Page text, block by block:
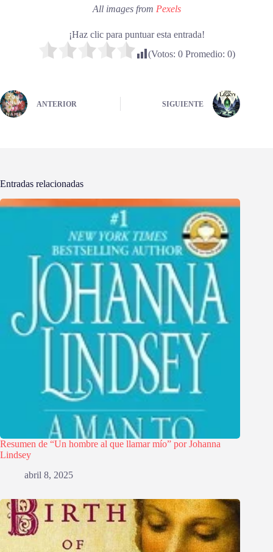
All images from Pexels
¡Haz clic para puntuar esta entrada!
(Votos: 0Promedio: 0)
ANTERIOR SIGUIENTE
Entradas relacionadas
Resumen de “Un hombre al que llamar mío” por Johanna
Lindsey
abril 8, 2025